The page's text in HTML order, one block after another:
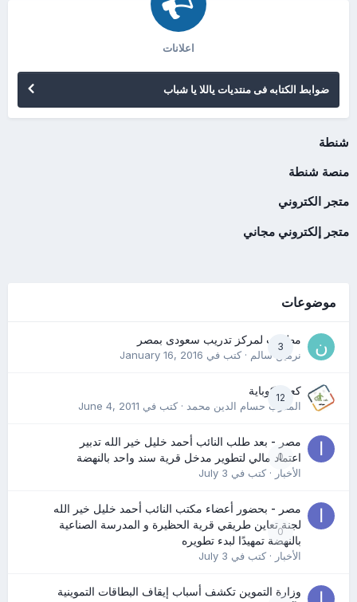
اعلانات
ضوابط الكتابه فى منتديات ياللا يا شباب
شنطة
منصة شنطة
متجر الكتروني
متجر إلكتروني مجاني
موضوعات
3
مطلوب لمركز تدريب سعودى بمصر
نرمين سالم· كتب في January 16, 2016
12
كعب كوباية
المدرب حسام الدين محمد· كتب في June 4, 2011
0
مصر - بعد طلب النائب أحمد خليل خير الله تدبير
اعتماد مالي لتطوير مدخل قرية سند واحد بالنهضة
الأخبار· كتب في July 3
0
مصر - بحضور أعضاء مكتب النائب أحمد خليل خير الله
لجنة تعاين طريقي قرية الحظيرة و المدرسة الصناعية
بالنهضة تمهيدًا لبدء تطويره
الأخبار· كتب في July 3
وزارة التموين تكشف أسباب إيقاف البطاقات التموينية